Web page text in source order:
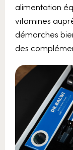
alimentation
vitamines
démarches
des